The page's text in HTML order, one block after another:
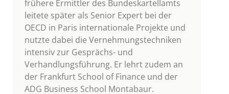
frühere Ermittler des Bundeskartellamts
leitete später als Senior Expert bei der
OECD in Paris internationale Projekte und
nutzte dabei die Vernehmungstechniken
intensiv zur Gesprächs- und
Verhandlungsführung. Er lehrt zudem an
der Frankfurt School of Finance und der
ADG Business School Montabaur.